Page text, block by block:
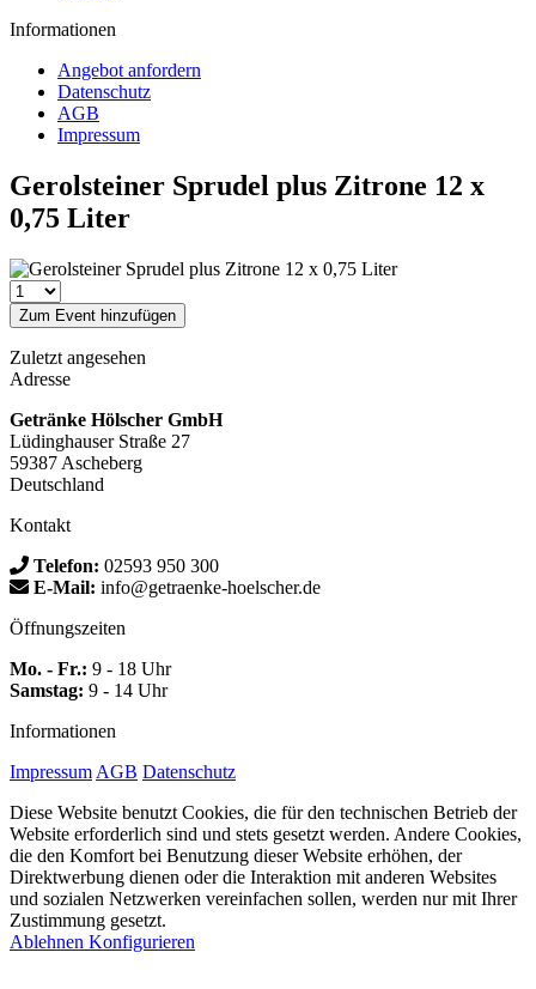
Informationen
Angebot anfordern
Datenschutz
AGB
Impressum
Gerolsteiner Sprudel plus Zitrone 12 x
0,75 Liter
Zum Event hinzufügen
Zuletzt angesehen
Adresse
Getränke Hölscher GmbH
Lüdinghauser Straße 27
59387 Ascheberg
Deutschland
Kontakt
Telefon: 02593 950 300
E-Mail: info@getraenke-hoelscher.de
Öffnungszeiten
Mo. - Fr.: 9 - 18 Uhr
Samstag: 9 - 14 Uhr
Informationen
Impressum AGB Datenschutz
Diese Website benutzt Cookies, die für den technischen Betrieb der
Website erforderlich sind und stets gesetzt werden. Andere Cookies,
die den Komfort bei Benutzung dieser Website erhöhen, der
Direktwerbung dienen oder die Interaktion mit anderen Websites
und sozialen Netzwerken vereinfachen sollen, werden nur mit Ihrer
Zustimmung gesetzt.
Ablehnen Konfigurieren